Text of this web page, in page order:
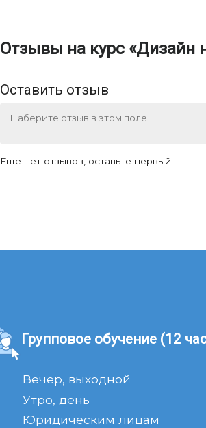
Отзывы на курс «Дизайн
Оставить отзыв
Еще нет отзывов, оставьте первый.
Групповое обучение (12
Вечер, выходной
Утро, день
Юридическим лицам